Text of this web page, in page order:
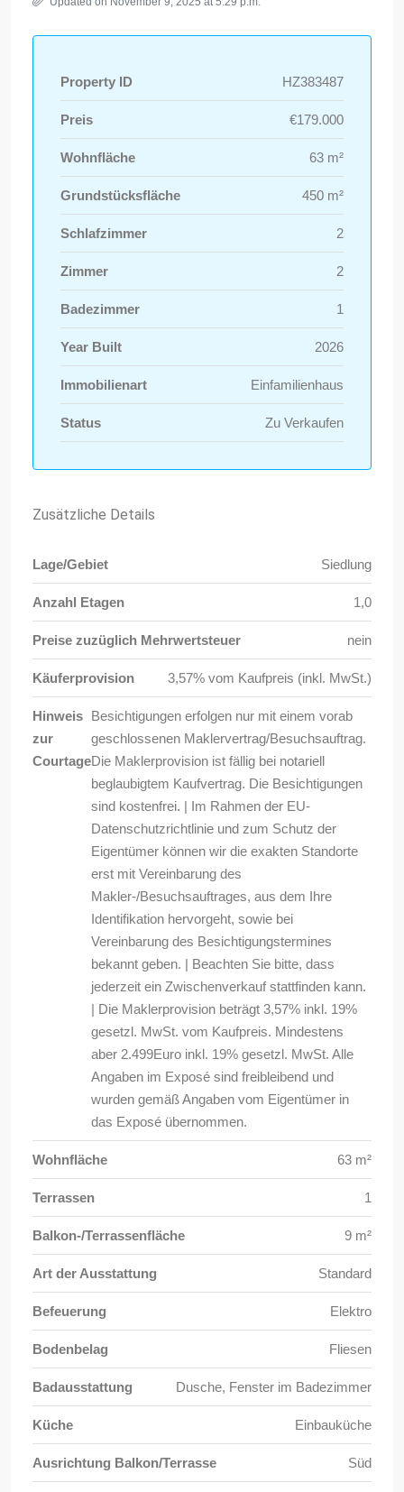
Property ID HZ383487
Preis €179.000
Wohnfläche 63 m²
Grundstücksfläche 450 m²
Schlafzimmer 2
Zimmer 2
Badezimmer 1
Year Built 2026
Immobilienart Einfamilienhaus
Status Zu Verkaufen
Zusätzliche Details
Lage/Gebiet Siedlung
Anzahl Etagen 1,0
Preise zuzüglich Mehrwertsteuer nein
Käuferprovision 3,57% vom Kaufpreis (inkl. MwSt.)
Hinweis
zur
Courtage
Besichtigungen erfolgen nur mit einem vorab
geschlossenen Maklervertrag/Besuchsauftrag.
Die Maklerprovision ist fällig bei notariell
beglaubigtem Kaufvertrag. Die Besichtigungen
sind kostenfrei. | Im Rahmen der EU-
Datenschutzrichtlinie und zum Schutz der
Eigentümer können wir die exakten Standorte
erst mit Vereinbarung des
Makler-/Besuchsauftrages, aus dem Ihre
Identifikation hervorgeht, sowie bei
Vereinbarung des Besichtigungstermines
bekannt geben. | Beachten Sie bitte, dass
jederzeit ein Zwischenverkauf stattfinden kann.
| Die Maklerprovision beträgt 3,57% inkl. 19%
gesetzl. MwSt. vom Kaufpreis. Mindestens
aber 2.499Euro inkl. 19% gesetzl. MwSt. Alle
Angaben im Exposé sind freibleibend und
wurden gemäß Angaben vom Eigentümer in
das Exposé übernommen.
Wohnfläche 63 m²
Terrassen 1
Balkon-/Terrassenfläche 9 m²
Art der Ausstattung Standard
Befeuerung Elektro
Bodenbelag Fliesen
Badausstattung Dusche, Fenster im Badezimmer
Küche Einbauküche
Ausrichtung Balkon/Terrasse Süd